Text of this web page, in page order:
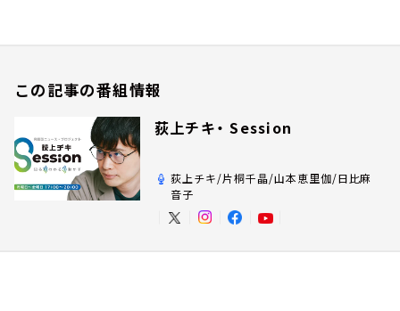
この記事の番組情報
荻上チキ・ Session
荻上チキ/片桐千晶/山本恵里伽/日比麻
音子